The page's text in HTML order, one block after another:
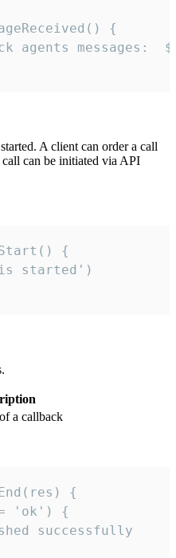
{
A client can order a call
can be initiated via API
{
started')
a callback
{
'ok') {
successfully